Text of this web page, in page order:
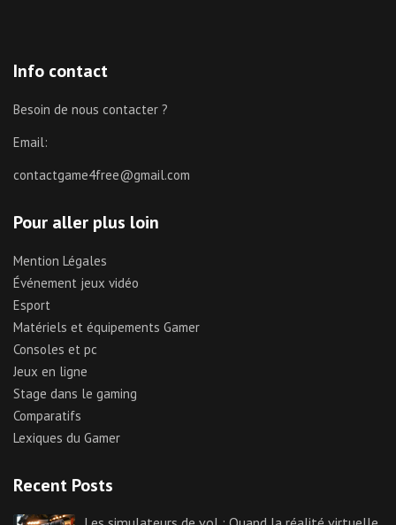
Info contact
Besoin de nous contacter ?
Email:
contactgame4free@gmail.com
Pour aller plus loin
Mention Légales
Événement jeux vidéo
Esport
Matériels et équipements Gamer
Consoles et pc
Jeux en ligne
Stage dans le gaming
Comparatifs
Lexiques du Gamer
Recent Posts